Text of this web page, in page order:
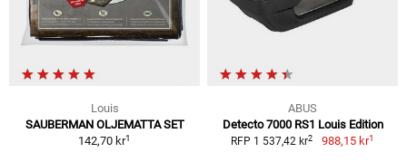
Louis
SAUBERMAN OLJEMATTA SET
142,70 kr1
ABUS
Detecto 7000 RS1 Louis Edition
RFP 1 537,42 kr2 988,15 kr1